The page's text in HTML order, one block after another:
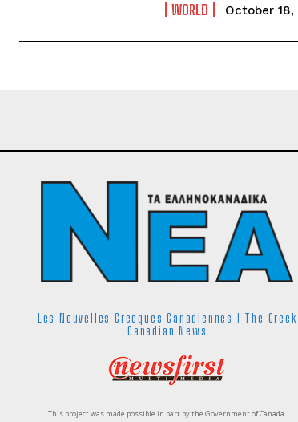
WORLD October 18,
Les Nouvelles Grecques Canadiennes I The Greek
Canadian News
This project was made possible in part by the Government of Canada.